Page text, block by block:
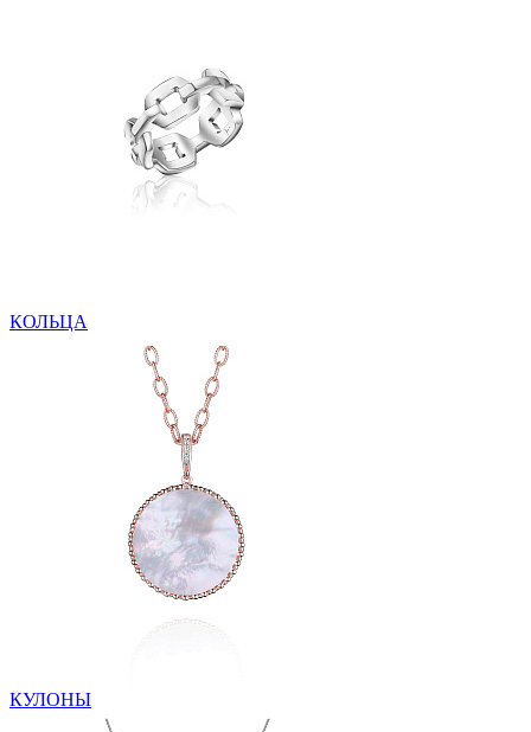
КОЛЬЦА
КУЛОНЫ